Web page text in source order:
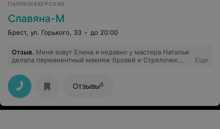
ПАРИКМАХЕРСКАЯ
Славяна-М
Брест, ул. Горького, 33 до 20:00
Отзыв. Меня зовут Елена я недавно у мастера Натальи
делала перманентный макияж бровей и Стрелочек
обслуживание и индивидуальный подход к клиенту
свою работу она выполнила на отлично все получилось
очень естественно Я советую тем кто хочет сделать
перманентный макияж обращаться к этому мастеру
Еще
Отзывы6